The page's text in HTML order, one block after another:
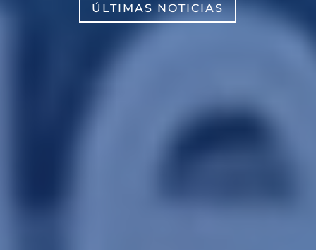
ÚLTIMAS NOTICIAS